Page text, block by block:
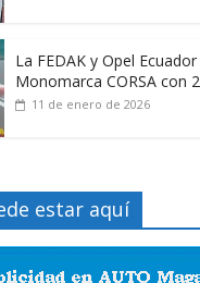
La FEDAK y Opel
Monomarca CORSA con
11 de enero de 2026
estar aquí